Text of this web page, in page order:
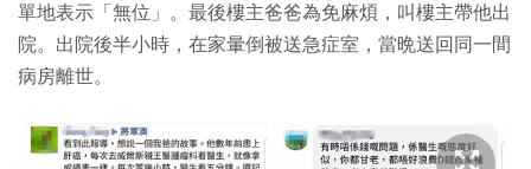
單地表示「無位」。最後樓主爸爸為免麻煩，叫樓主帶他出
院。出院後半小時，在家暈倒被送急症室，當晩送回同一間
病房離世。